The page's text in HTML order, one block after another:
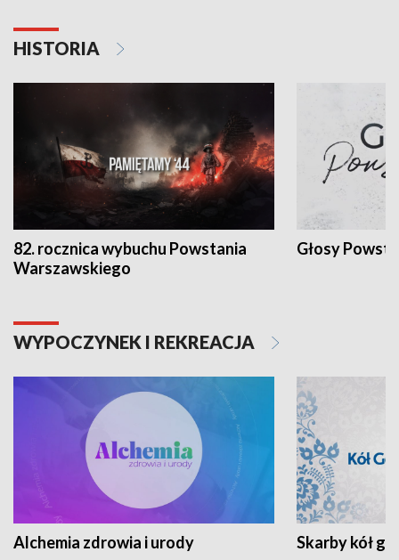
HISTORIA
82. rocznica wybuchu Powstania
Warszawskiego
Głosy
WYPOCZYNEK I REKREACJA
Alchemia zdrowia i urody Skarby kół